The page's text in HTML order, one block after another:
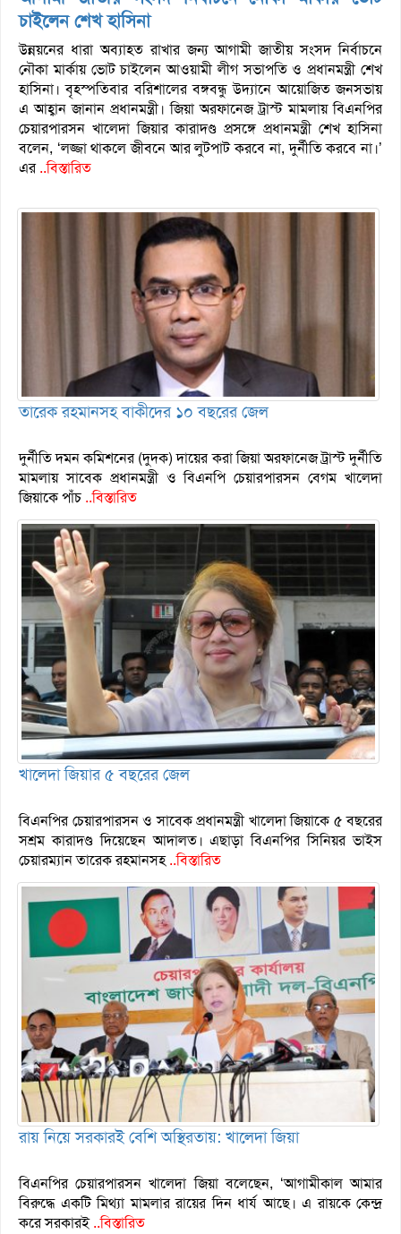
চাইলেন শেখ হাসিনা
উন্নয়নের ধারা অব্যাহত রাখার জন্য আগামী জাতীয় সংসদ নির্বাচনে
নৌকা মার্কায় ভোট চাইলেন আওয়ামী লীগ সভাপতি ও প্রধানমন্ত্রী শেখ
হাসিনা। বৃহস্পতিবার বরিশালের বঙ্গবন্ধু উদ্যানে আয়োজিত জনসভায়
এ আহ্বান জানান প্রধানমন্ত্রী। জিয়া অরফানেজ ট্রাস্ট মামলায় বিএনপির
চেয়ারপারসন খালেদা জিয়ার কারাদণ্ড প্রসঙ্গে প্রধানমন্ত্রী শেখ হাসিনা
বলেন, ‘লজ্জা থাকলে জীবনে আর লুটপাট করবে না, দুর্নীতি করবে না।’
এর..বিস্তারিত
তারেক রহমানসহ বাকীদের ১০ বছরের জেল
দুর্নীতি দমন কমিশনের (দুদক) দায়ের করা জিয়া অরফানেজ ট্রাস্ট দুর্নীতি
মামলায় সাবেক প্রধানমন্ত্রী ও বিএনপি চেয়ারপারসন বেগম খালেদা
জিয়াকে পাঁচ ..বিস্তারিত
খালেদা জিয়ার ৫ বছরের জেল
বিএনপির চেয়ারপারসন ও সাবেক প্রধানমন্ত্রী খালেদা জিয়াকে ৫ বছরের
সশ্রম কারাদণ্ড দিয়েছেন আদালত। এছাড়া বিএনপির সিনিয়র ভাইস
চেয়ারম্যান তারেক রহমানসহ..বিস্তারিত
রায় নিয়ে সরকারই বেশি অস্থিরতায়: খালেদা জিয়া
বিএনপির চেয়ারপারসন খালেদা জিয়া বলেছেন, ‘আগামীকাল আমার
বিরুদ্ধে একটি মিথ্যা মামলার রায়ের দিন ধার্য আছে। এ রায়কে কেন্দ্র
করে সরকারই..বিস্তারিত